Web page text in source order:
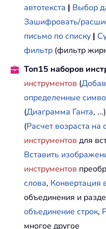
автотекста | Выбор
Зашифровать/
письмо по списку |
фильтр (фильтр
Топ15 наборов
инструментов (
определенные
(Диаграмма Ганта, ...)
(Расчет возраста
инструментов для
Вставить
инструментов
слова, Конвертация
объединения и
объединение строк,
многое другое